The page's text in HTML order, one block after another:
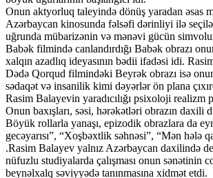
Onun aktyorluq taleyində dönüş yaradan əsas
Azərbaycan kinosunda fəlsəfi dərinliyi ilə
uğrunda mübarizənin və mənəvi gücün
Babək filmində canlandırdığı Babək obrazı
xalqın azadlıq ideyasının bədii ifadəsi idi.
Dədə Qorqud filmindəki Beyrək obrazı isə
sədaqət və insanilik kimi dəyərlər ön plana
Rasim Balayevin yaradıcılığı psixoloji realizm
Onun baxışları, səsi, hərəkətləri obrazın daxili
Böyük rollarla yanaşı, epizodik obrazlara da
gecəyarısı”, “Xoşbəxtlik səhnəsi”, “Mən hələ
.Rasim Balayev yalnız Azərbaycan daxilində
nüfuzlu studiyalarda çalışması onun sənətinin
beynəlxalq səviyyədə tanınmasına xidmət etdi.